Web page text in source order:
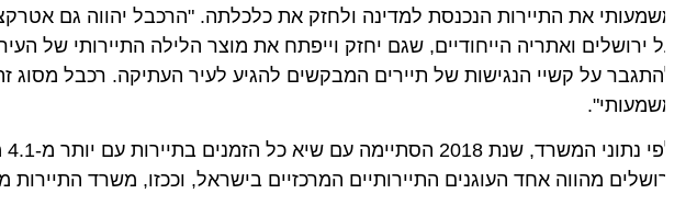
את התיירות הנכנסת למדינה ולחזק את כלכלתה. "הרכבל יהווה גם אטרקציה
ירושלים ואתריה הייחודיים, שגם יחזק וייפתח את מוצר הלילה התיירותי של
על קשיי הנגישות של תיירים המבקשים להגיע לעיר העתיקה. רכבל מסוג זה
מהווה אחד העוגנים התיירותיים המרכזיים בישראל, וככזו, משרד התיירות